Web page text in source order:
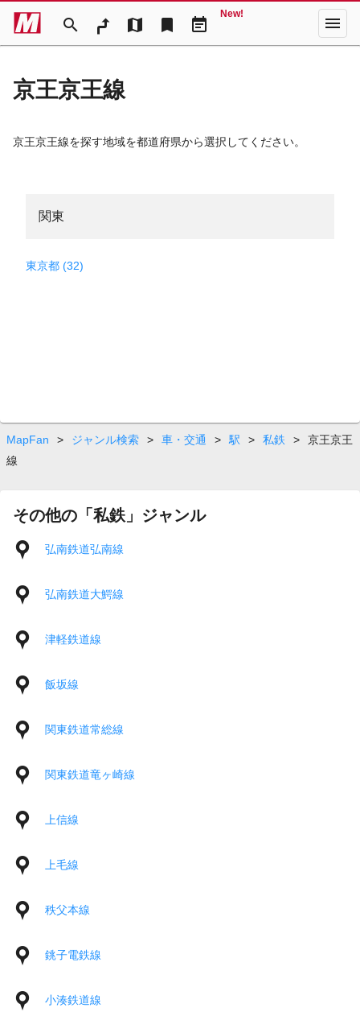
search map bookmark event_note
New! menu
京王京王線
京王京王線を探す地域を都道府県から選択してください。
関東
東京都 (32)
MapFan > ジャンル検索 > 車・交通 > 駅 > 私鉄 >
京王京王
線
その他の「私鉄」ジャンル
弘南鉄道弘南線
弘南鉄道大鰐線
津軽鉄道線
飯坂線
関東鉄道常総線
関東鉄道竜ヶ崎線
上信線
上毛線
秩父本線
銚子電鉄線
小湊鉄道線